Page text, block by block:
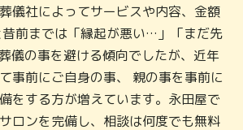
儀社によってサービスや内容、金額
前までは「縁起が悪い…」「まだ先
儀の事を避ける傾向でしたが、近年
事前にご自身の事、 親の事を事前に
をする方が増えています。永田屋で
ロンを完備し、相談は何度でも無料